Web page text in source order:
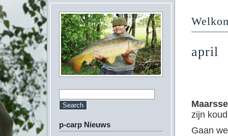
p-carp Nieuws
april
zijn
Gaan